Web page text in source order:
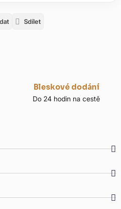
Sdílet
Bleskové dodání
Do 24 hodin na cestě